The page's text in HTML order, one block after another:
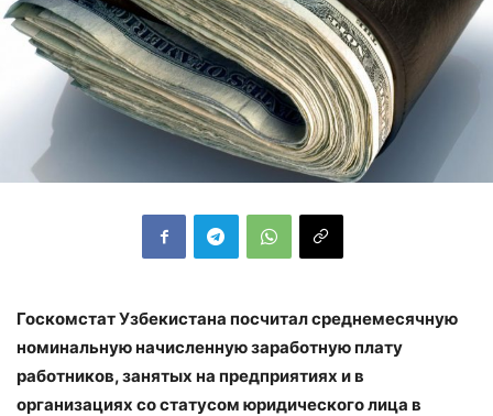
Госкомстат Узбекистана посчитал среднемесячную
номинальную начисленную заработную плату
работников, занятых на предприятиях и в
организациях со статусом юридического лица в